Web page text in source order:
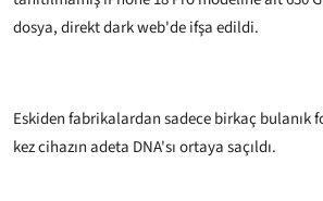
dosya, direkt dark web'de ifşa edildi.
Eskiden fabrikalardan sadece birkaç bulanık
kez cihazın adeta DNA'sı ortaya saçıldı.